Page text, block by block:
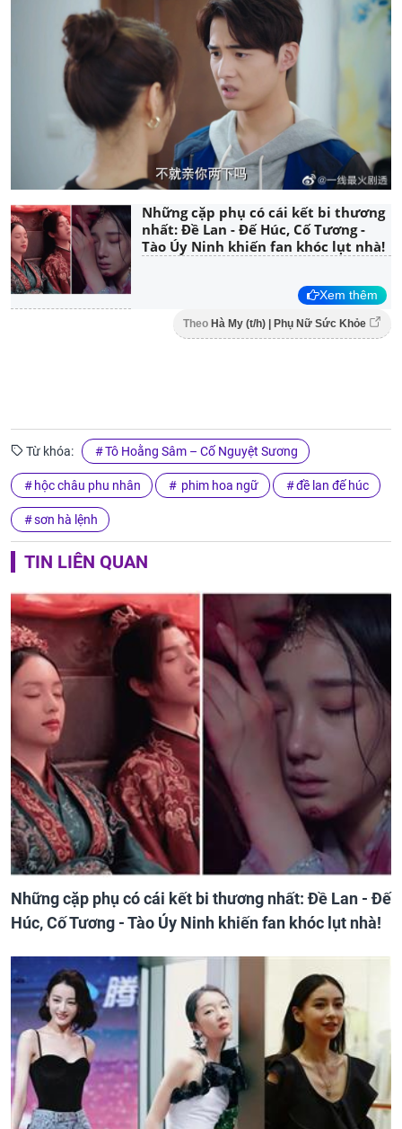
Những cặp phụ có cái kết bi thương
nhất: Đề Lan - Đế Húc, Cố Tương -
Tào Úy Ninh khiến fan khóc lụt nhà!
Xem thêm
Theo Hà My (t/h) | Phụ Nữ Sức Khỏe
Từ khóa: Tô Hoằng Sâm – Cố Nguyệt Sương
hộc châu phu nhân phim hoa ngữ đề lan đế húc
sơn hà lệnh
TIN LIÊN QUAN
Những cặp phụ có cái kết bi thương nhất: Đề Lan - Đế
Húc, Cố Tương - Tào Úy Ninh khiến fan khóc lụt nhà!